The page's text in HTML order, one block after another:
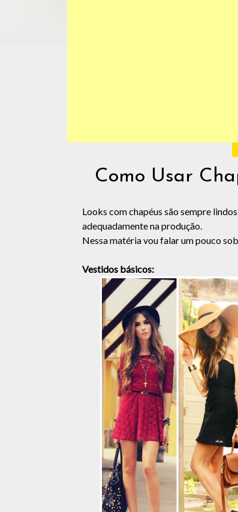
Como Usar
Looks com chapéus são sempre
adequadamente na produção.
Nessa matéria vou falar um pouco
Vestidos básicos: